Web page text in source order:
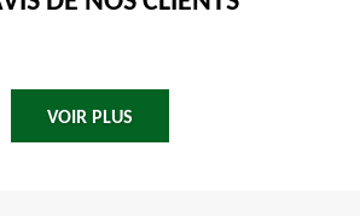
VOIR PLUS